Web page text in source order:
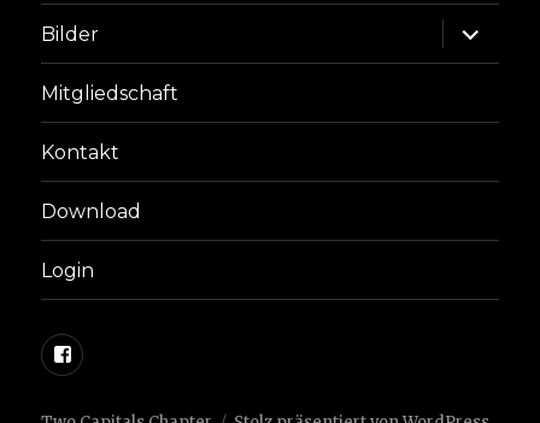
Bilder
Mitgliedschaft
Kontakt
Download
Login
Facebook